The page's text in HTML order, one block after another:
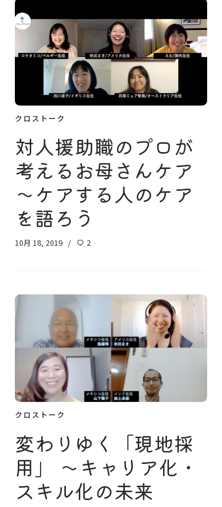
クロストーク
対人援助職のプロが
考えるお母さんケア
〜ケアする人のケア
を語ろう
10月 18, 2019 2
クロストーク
変わりゆく「現地採
用」 〜キャリア化・
スキル化の未来